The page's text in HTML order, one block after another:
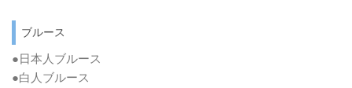
ブルース
●日本人ブルース
●白人ブルース